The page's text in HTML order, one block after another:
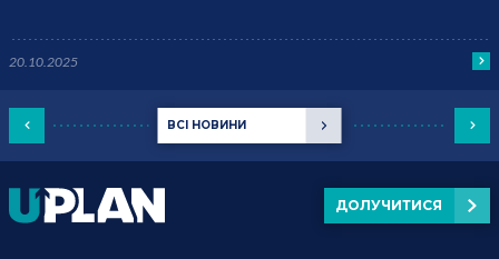
ВСІ НОВИНИ
20.10.2025
ДОЛУЧИТИСЯ